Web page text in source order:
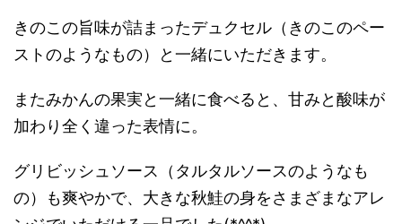
きのこの旨味が詰まったデュクセル（きのこのペー
ストのようなもの）と一緒にいただきます。
またみかんの果実と一緒に食べると、甘みと酸味が
加わり全く違った表情に。
グリビッシュソース（タルタルソースのようなも
の）も爽やかで、大きな秋鮭の身をさまざまなアレ